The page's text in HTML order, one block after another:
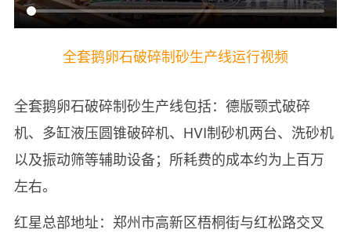
全套鹅卵石破碎制砂生产线运行视频
全套鹅卵石破碎制砂生产线包括：德版颚式破碎
机、多缸液压圆锥破碎机、HVI制砂机两台、洗砂机
以及振动筛等辅助设备；所耗费的成本约为上百万
左右。
红星总部地址：郑州市高新区梧桐街与红松路交叉